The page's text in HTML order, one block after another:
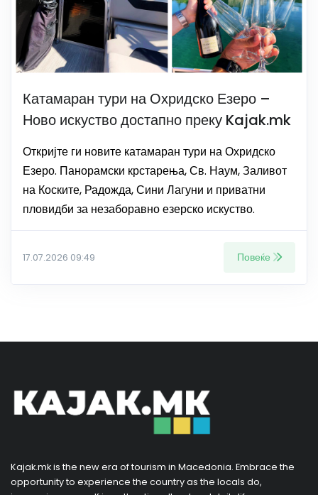
Катамаран тури на Охридско Езеро –
Ново искуство достапно преку Kajak.mk
Откријте ги новите катамаран тури на Охридско
Езеро. Панорамски крстарења, Св. Наум, Заливот
на Коските, Радожда, Сини Лагуни и приватни
пловидби за незаборавно езерско искуство.
17.07.2026 09:49 Повеќе
Kajak.mk is the new era of tourism in Macedonia. Embrace the
opportunity to experience the country as the locals do,